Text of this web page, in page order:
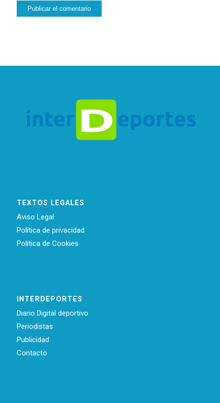
TEXTOS LEGALES
Aviso Legal
Política de privacidad
Política de Cookies
INTERDEPORTES
Diario Digital deportivo
Periodistas
Publicidad
Contacto